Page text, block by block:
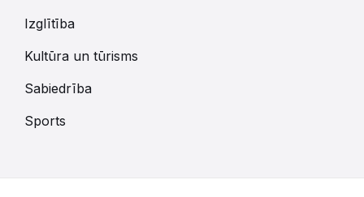
Izglītība
Kultūra un tūrisms
Sabiedrība
Sports